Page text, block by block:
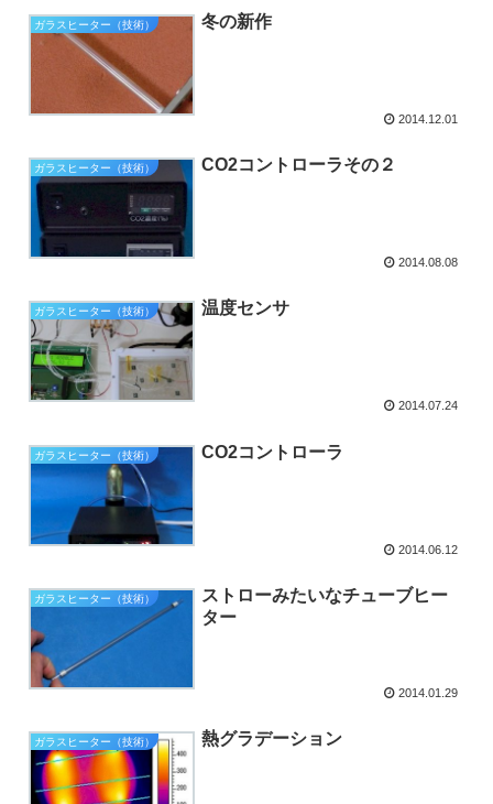
ガラスヒーター（技術） 冬の新作
2014.12.01
ガラスヒーター（技術） CO2コントローラその２
2014.08.08
ガラスヒーター（技術） 温度センサ
2014.07.24
ガラスヒーター（技術） CO2コントローラ
2014.06.12
ガラスヒーター（技術）
ストローみたいなチューブヒー
ター
2014.01.29
ガラスヒーター（技術） 熱グラデーション